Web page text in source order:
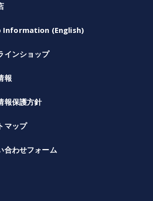
Information (English)
インショップ
報
報保護方針
マップ
合わせフォーム